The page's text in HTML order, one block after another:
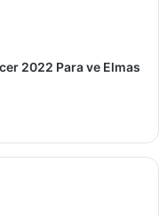
2022 Para ve Elmas